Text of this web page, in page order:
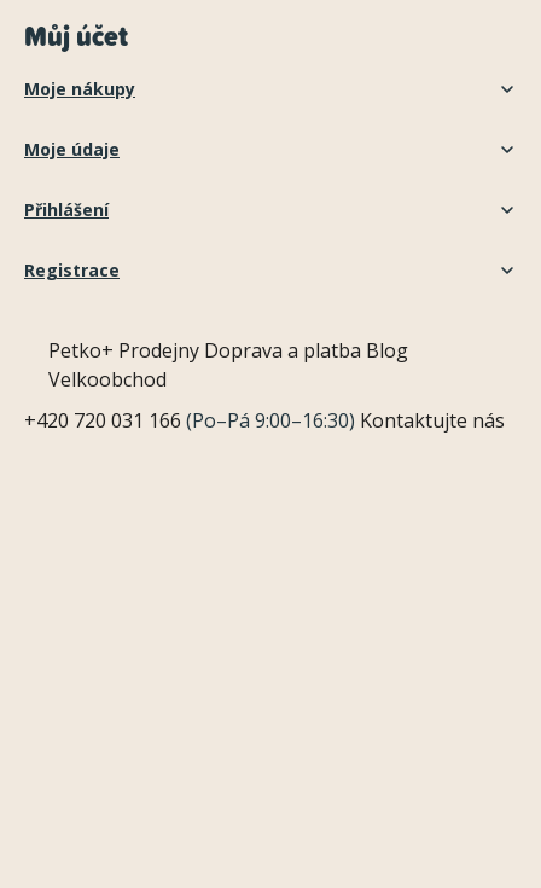
Můj účet
Moje nákupy
Moje údaje
Přihlášení
Registrace
Petko+ Prodejny Doprava a platba Blog
Velkoobchod
+420 720 031 166 (Po–Pá 9:00–16:30) Kontaktujte nás